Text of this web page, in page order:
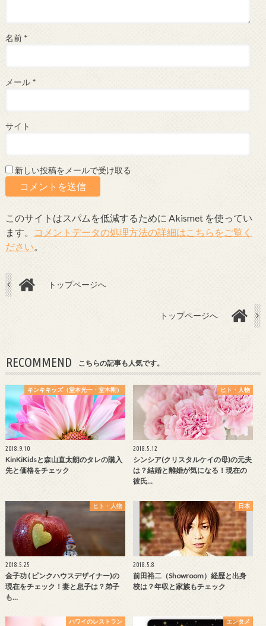
名前 *
メール *
サイト
新しい投稿をメールで受け取る
このサイトはスパムを低減するために Akismet を使ってい
ます。
コメントデータの処理方法の詳細はこちらをご覧く
ださい
トップページへ
トップページへ
RECOMMEND こちらの記事も人気です。
キンキキッズ（堂本光一・堂本剛）
2018.9.10
KinKiKidsと森山直太朗のタレの購入
先と価格をチェック
ヒト・人物
2018.5.12
シンシア(クリスタルケイの母)の元夫
は？結婚と離婚が気になる！現在の
彼氏…
ヒト・人物
2018.5.25
金子功 ( ピンクハウスデザイナー)の
現在をチェック！妻と息子は？弟子
も…
日本
2018.5.8
前田裕二（Showroom）経歴と出身
校は？年収と家族もチェック
ハワイのレストラン エンタメ